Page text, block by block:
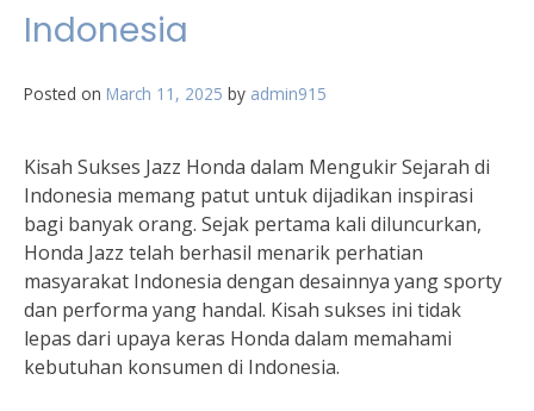
Indonesia
Posted on March 11, 2025 by admin915
Kisah Sukses Jazz Honda dalam Mengukir Sejarah di
Indonesia memang patut untuk dijadikan inspirasi
bagi banyak orang. Sejak pertama kali diluncurkan,
Honda Jazz telah berhasil menarik perhatian
masyarakat Indonesia dengan desainnya yang sporty
dan performa yang handal. Kisah sukses ini tidak
lepas dari upaya keras Honda dalam memahami
kebutuhan konsumen di Indonesia.